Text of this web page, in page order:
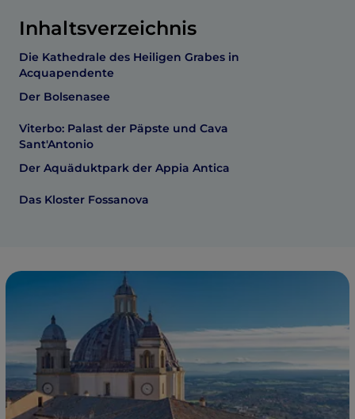
Inhaltsverzeichnis
Die Kathedrale des Heiligen Grabes in
Acquapendente
Der Bolsenasee
Viterbo: Palast der Päpste und Cava
Sant'Antonio
Der Aquäduktpark der Appia Antica
Das Kloster Fossanova